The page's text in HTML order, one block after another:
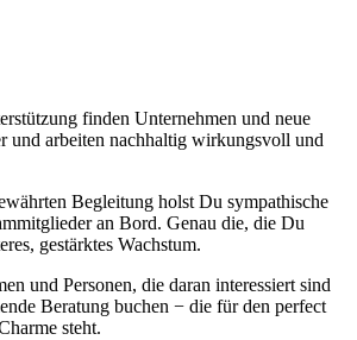
finden Unternehmen und neue
und arbeiten nachhaltig wirkungsvoll und
Begleitung holst Du sympathische
an Bord. Genau die, die Du
gestärktes Wachstum.
und Personen, die daran interessiert sind
Beratung buchen − die für den perfect
steht.